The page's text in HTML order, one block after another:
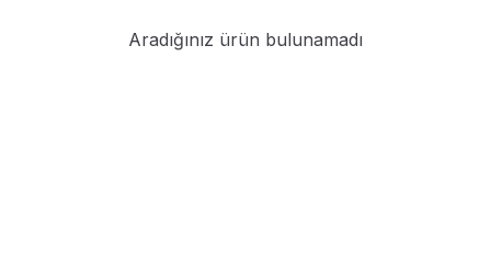
Aradığınız ürün bulunamadı